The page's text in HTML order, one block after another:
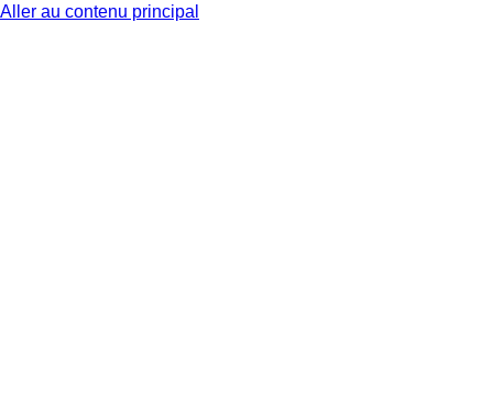
Aller au contenu principal